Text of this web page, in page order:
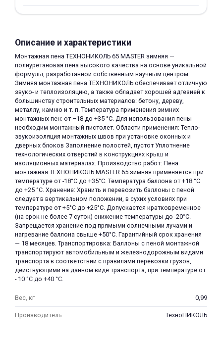
Описание и характеристики
Монтажная пена ТЕХНОНИКОЛЬ 65 MASTER зимняя —
полиуретановая пена высокого качества на основе уникальной
формулы, разработанной собственным научным центром.
Зимняя монтажная пена ТЕХНОНИКОЛЬ обеспечивает отличную
звуко- и теплоизоляцию, а также обладает хорошей адгезией к
большинству строительных материалов: бетону, дереву,
металлу, камню и т. п. Температура применения зимних
монтажных пен: от –18 до +35 °С. Для использования пены
необходим монтажный пистолет. Области применения: Тепло-
звукоизоляция монтажных швов при установке оконных и
дверных блоков Заполнение полостей, пустот Уплотнение
технологических отверстий в конструкциях крыш и
изоляционных материалах. Производство работ: Пена
монтажная ТЕХНОНИКОЛЬ MASTER 65 зимняя применяется при
температуре от -18°С до +35°С. Температура баллона от +18 °С
до +25 °С. Хранение: Хранить и перевозить баллоны с пеной
следует в вертикальном положении, в сухих условиях при
температуре от +5°С до +25°С. Допускается кратковременное
(на срок не более 7 суток) снижение температуры до -20°С.
Запрещается хранение под прямыми солнечными лучами и
нагревание баллона свыше +50°С. Гарантийный срок хранения
— 18 месяцев. Транспортировка: Баллоны с пеной монтажной
транспортируют автомобильным и железнодорожным видами
транспорта в соответствии с правилами перевозки грузов,
действующими на данном виде транспорта, при температуре от
- 10 °С до +40 °С.
Вес, кг 0,99
Производитель ТехноНИКОЛЬ
раз в 2 недели